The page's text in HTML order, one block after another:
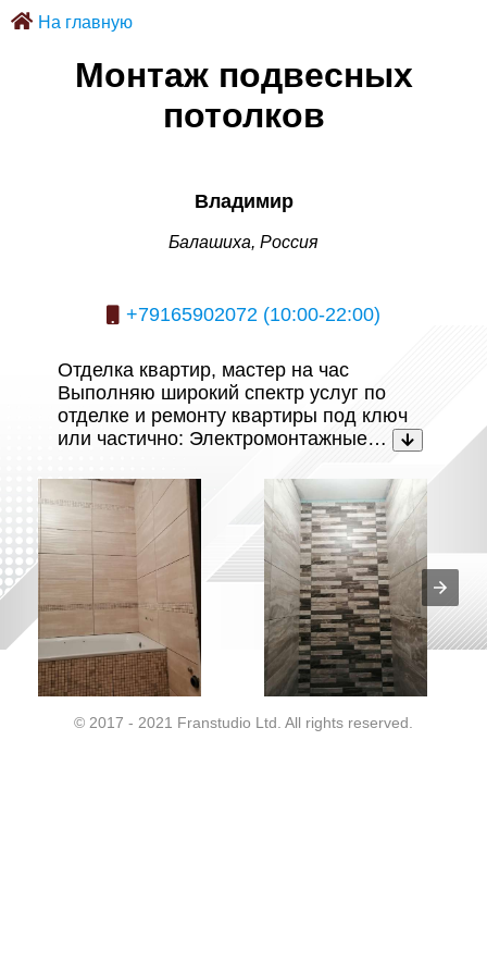
На главную
Монтаж подвесных
потолков
Владимир
Балашиха, Россия
+79165902072 (10:00-22:00)
Отделка квартир, мастер на час
Выполняю широкий спектр услуг по
отделке и ремонту квартиры под ключ
или частично: Электромонтажные…
© 2017 - 2021 Franstudio Ltd. All rights reserved.